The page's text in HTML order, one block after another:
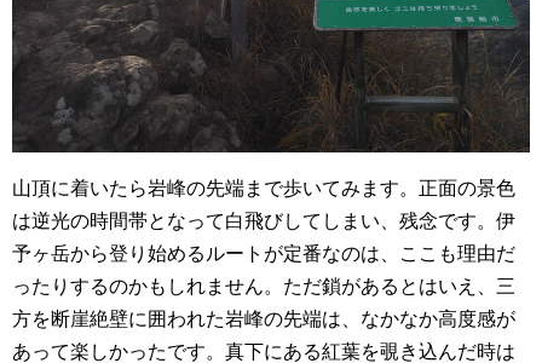
山頂に着いたら岩峰の先端まで歩いてみます。正面の景色
は逆光の時間帯となって白飛びしてしまい、残念です。伊
予ヶ岳から登り始めるルートが定番なのは、ここも理由だ
ったりするのかもしれません。ただ鎖があるとはいえ、三
方を断崖絶壁に囲われた岩峰の先端は、なかなか高度感が
あって楽しかったです。真下にある紅葉を覗き込んだ時は